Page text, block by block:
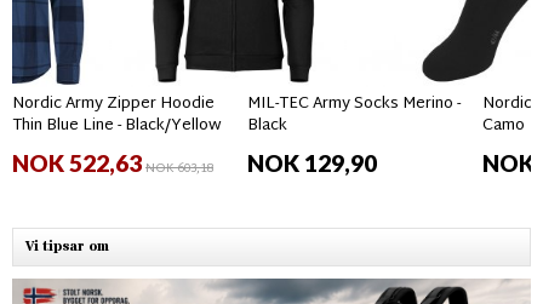
Nordic Army Zipper Hoodie
Thin Blue Line - Black/Yellow
NOK 522,63NOK 603,18
MIL-TEC Army Socks Merino -
Black
NOK 129,90
Nordic
Camo
NOK
Vi tipsar om